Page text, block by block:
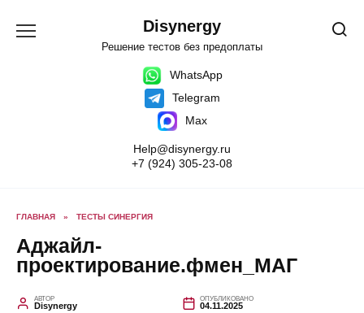
содержанию
Disynergy
Решение тестов без предоплаты
WhatsApp
Telegram
Max
Help@disynergy.ru
+7 (924) 305-23-08
ГЛАВНАЯ » ТЕСТЫ СИНЕРГИЯ
Аджайл-
проектирование.фмен_МАГ
АВТОР
Disynergy
ОПУБЛИКОВАНО
04.11.2025